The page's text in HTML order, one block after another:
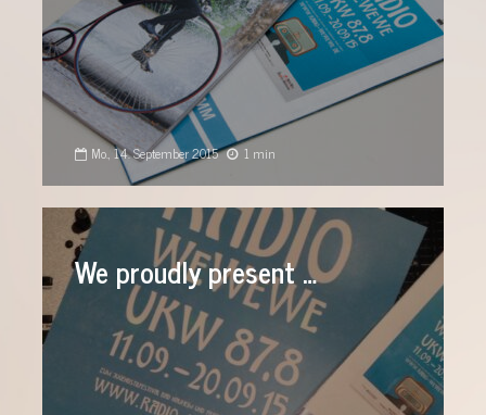
Mo., 14. September 2015 1 min
We proudly present …